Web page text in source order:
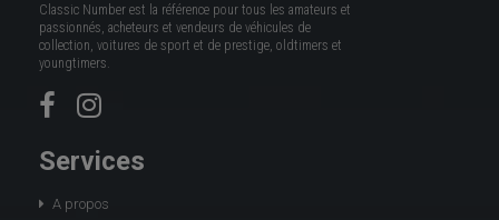
Classic Number est la référence pour tous les amateurs et
passionnés, acheteurs et vendeurs de véhicules de
collection, voitures de sport et de prestige, oldtimers et
youngtimers.
Services
A propos